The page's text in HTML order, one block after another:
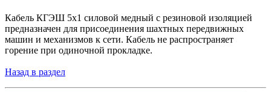
Кабель КГЭШ 5x1 силовой медный с резиновой изоляцией
предназначен для присоединения шахтных передвижных
машин и механизмов к сети. Кабель не распространяет
горение при одиночной прокладке.
Назад в раздел